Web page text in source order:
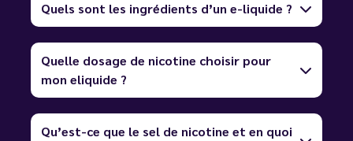
Quels sont les ingrédients d’un e-liquide ?
Quelle dosage de nicotine choisir pour
mon eliquide ?
Qu’est-ce que le sel de nicotine et en quoi